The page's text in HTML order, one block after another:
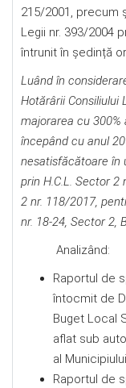
215/2001, precum
Legii nr. 393/2004
întrunit în ședință
Luând în
Hotărârii Consiliului
majorarea cu
începând cu anul
nesatisfăcătoare în
prin H.C.L. Sector 2
2 nr. 118/2017,
nr. 18-24, Sector 2,
Analizând:
Raportul de
întocmit de
Buget Local
aflat sub
al
Raportul de